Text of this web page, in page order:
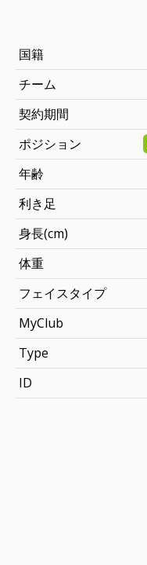
国籍
チーム
契約期間
ポジション
年齢
利き足
身長(cm)
体重
フェイスタイプ
MyClub
Type
ID